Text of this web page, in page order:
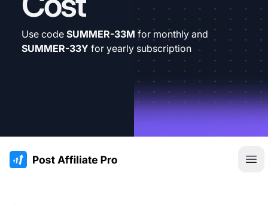
Use code SUMMER-33M for monthly and
SUMMER-33Y for yearly subscription
:site.title